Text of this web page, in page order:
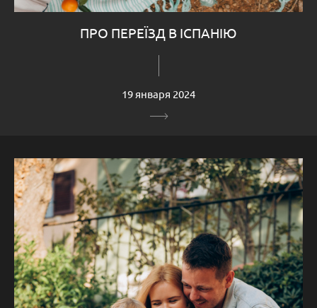
ПРО ПЕРЕЇЗД В ІСПАНІЮ
19 января 2024